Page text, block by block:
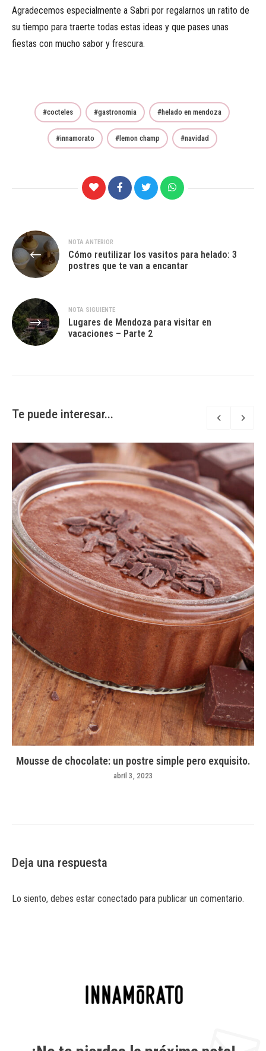
Agradecemos especialmente a Sabri por regalarnos un ratito de
su tiempo para traerte todas estas ideas y que pases unas
fiestas con mucho sabor y frescura.
cocteles gastronomia helado en mendoza
innamorato lemon champ navidad
Navegación
de
entradas
NOTA ANTERIOR
Cómo reutilizar los vasitos para helado: 3
postres que te van a encantar
NOTA SIGUIENTE
Lugares de Mendoza para visitar en
vacaciones – Parte 2
Te puede interesar...
Mousse de chocolate: un postre simple pero exquisito.
abril 3, 2023
Deja una respuesta
Lo siento, debes estar conectado para publicar un comentario.